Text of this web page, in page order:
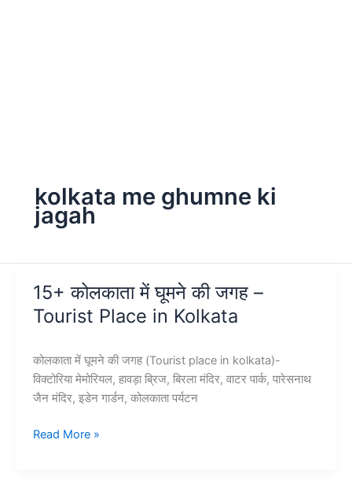
kolkata me ghumne ki
jagah
15+ कोलकाता में घूमने की जगह –
Tourist Place in Kolkata
कोलकाता में घूमने की जगह (Tourist place in kolkata)-
विक्टोरिया मेमोरियल, हावड़ा ब्रिज, बिरला मंदिर, वाटर पार्क, पारेसनाथ
जैन मंदिर, इडेन गार्डन, कोलकाता पर्यटन
15+
Read More »